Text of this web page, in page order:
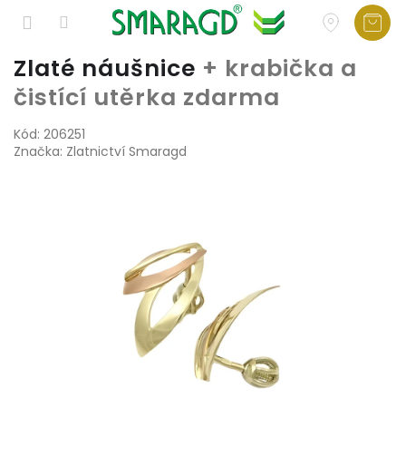
Přejít
na
obsah
Zlaté náušnice + krabička a
čistící utěrka zdarma
Kód: 206251
Značka: Zlatnictví Smaragd